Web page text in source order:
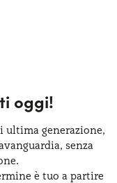
oggi!
ultima generazione,
senza
.
è tuo a partire